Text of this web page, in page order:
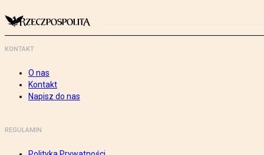
KONTAKT
O nas
Kontakt
Napisz do nas
REGULAMIN